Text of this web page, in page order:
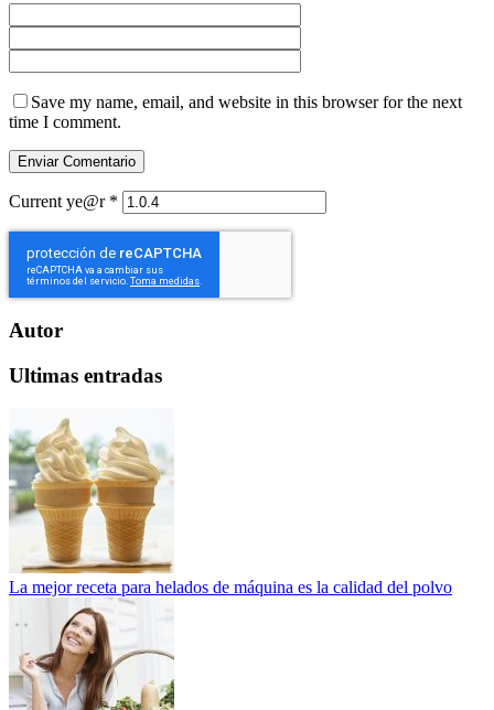
Save my name, email, and website in this browser for the next
time I comment.
Current ye@r *
Autor
Ultimas entradas
La mejor receta para helados de máquina es la calidad del polvo